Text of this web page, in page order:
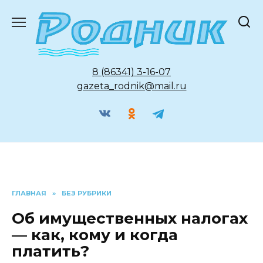
содержанию
8 (86341) 3-16-07
gazeta_rodnik@mail.ru
ГЛАВНАЯ » БЕЗ РУБРИКИ
Об имущественных налогах
— как, кому и когда
платить?